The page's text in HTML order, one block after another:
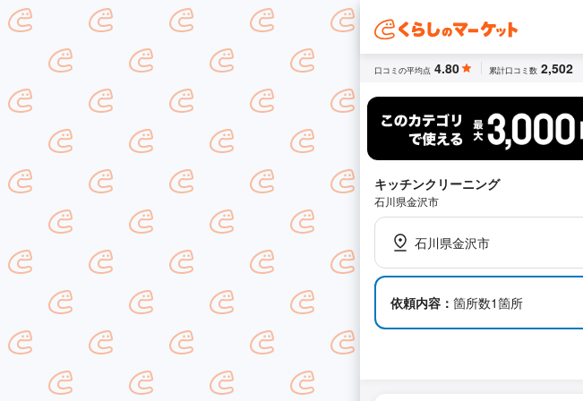
口コミの平均点 4.80 累計口コミ数 2,502
キッチンクリーニング
石川県金沢市
石川県金沢市
依頼内容： 箇所数1箇所